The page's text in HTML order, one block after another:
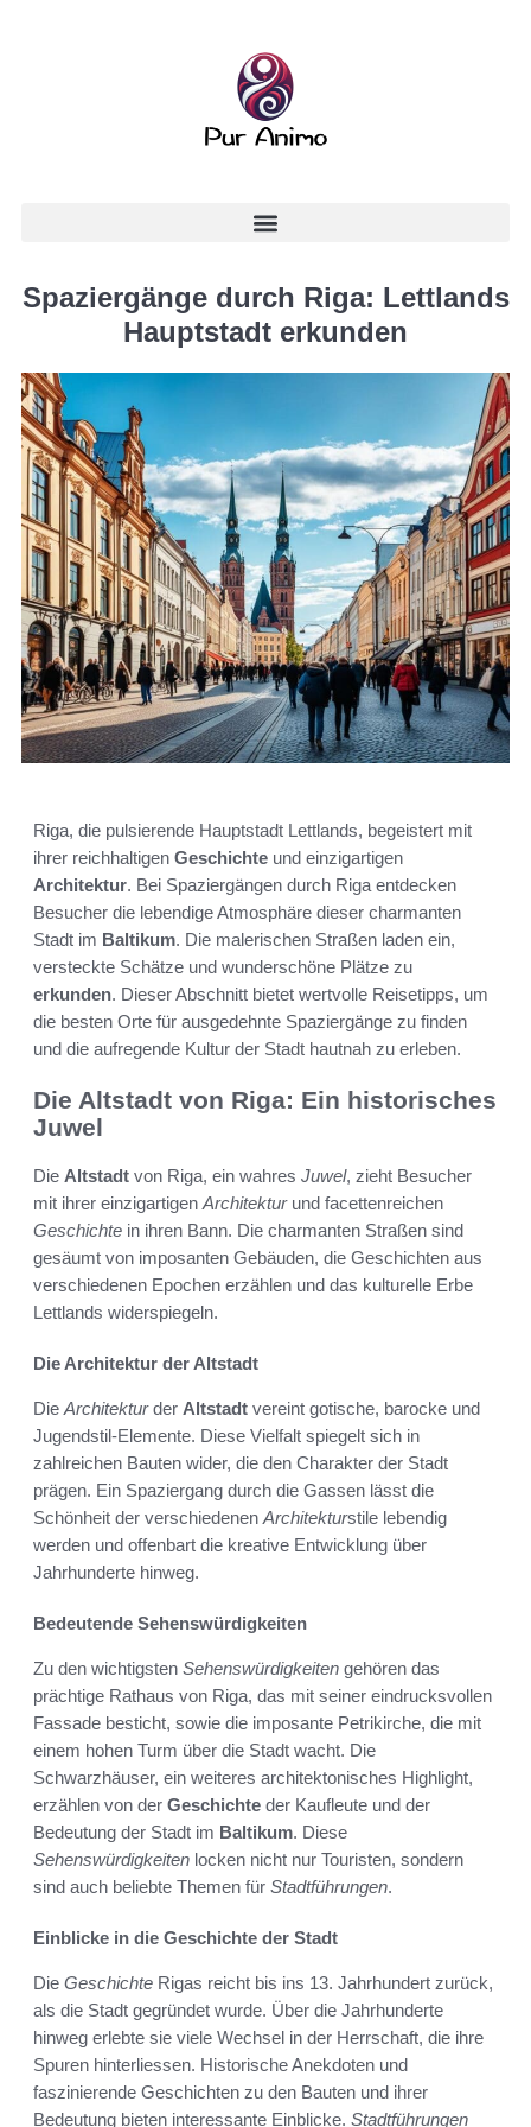
Spaziergänge durch Riga: Lettlands
Hauptstadt erkunden
Riga, die pulsierende Hauptstadt Lettlands, begeistert mit
ihrer reichhaltigen Geschichte und einzigartigen
Architektur. Bei Spaziergängen durch Riga entdecken
Besucher die lebendige Atmosphäre dieser charmanten
Stadt im Baltikum. Die malerischen Straßen laden ein,
versteckte Schätze und wunderschöne Plätze zu
erkunden. Dieser Abschnitt bietet wertvolle Reisetipps, um
die besten Orte für ausgedehnte Spaziergänge zu finden
und die aufregende Kultur der Stadt hautnah zu erleben.
Die Altstadt von Riga: Ein historisches
Juwel
Die Altstadt von Riga, ein wahres Juwel, zieht Besucher
mit ihrer einzigartigen Architekturund facettenreichen
Geschichte in ihren Bann. Die charmanten Straßen sind
gesäumt von imposanten Gebäuden, die Geschichten aus
verschiedenen Epochen erzählen und das kulturelle Erbe
Lettlands widerspiegeln.
Die Architektur der Altstadt
Die Architekturder Altstadt vereint gotische, barocke und
Jugendstil-Elemente. Diese Vielfalt spiegelt sich in
zahlreichen Bauten wider, die den Charakter der Stadt
prägen. Ein Spaziergang durch die Gassen lässt die
Schönheit der verschiedenen Architekturstile lebendig
werden und offenbart die kreative Entwicklung über
Jahrhunderte hinweg.
Bedeutende Sehenswürdigkeiten
Zu den wichtigsten Sehenswürdigkeiten gehören das
prächtige Rathaus von Riga, das mit seiner eindrucksvollen
Fassade besticht, sowie die imposante Petrikirche, die mit
einem hohen Turm über die Stadt wacht. Die
Schwarzhäuser, ein weiteres architektonisches Highlight,
erzählen von der Geschichte der Kaufleute und der
Bedeutung der Stadt im Baltikum. Diese
Sehenswürdigkeiten locken nicht nur Touristen, sondern
sind auch beliebte Themen für Stadtführungen.
Einblicke in die Geschichte der Stadt
Die Geschichte Rigas reicht bis ins 13. Jahrhundert zurück,
als die Stadt gegründet wurde. Über die Jahrhunderte
hinweg erlebte sie viele Wechsel in der Herrschaft, die ihre
Spuren hinterliessen. Historische Anekdoten und
faszinierende Geschichten zu den Bauten und ihrer
Bedeutung bieten interessante Einblicke. Stadtführungen